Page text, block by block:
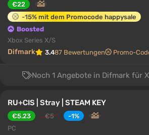
€22
-15% mit dem Promocode happysale
Boosted
Xbox Series X/S
Difmark 3.487 Bewertungen Promo-
Noch 1 Angebote in Difmark für
RU+CIS | Stray | STEAM KEY
€5.23 €5
-1%
PC